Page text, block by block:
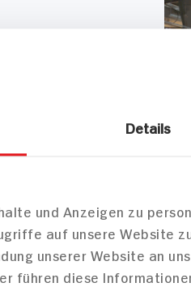
Details
und Anzeigen zu
auf unsere Website
unserer Website an
führen diese
sondern unser
macht. Wo man
einkaufen
Preis-
erlebt.